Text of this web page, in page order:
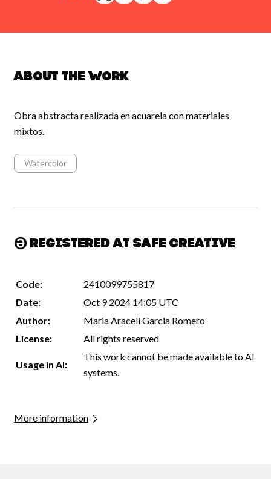
About the work
Obra abstracta realizada en acuarela con materiales
mixtos.
Watercolor
Registered at Safe Creative
Code:
2410099755817
Date:
Oct 9 2024 14:05 UTC
Author:
Maria Araceli Garcia Romero
License:
All rights reserved
Usage in AI:
This work cannot be made available to AI
systems.
More information